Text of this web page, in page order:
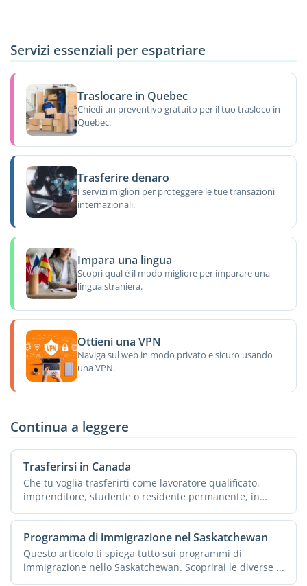
Servizi essenziali per espatriare
Traslocare in Quebec
Chiedi un preventivo gratuito per il tuo trasloco in
Quebec.
Trasferire denaro
I servizi migliori per proteggere le tue transazioni
internazionali.
Impara una lingua
Scopri qual è il modo migliore per imparare una
lingua straniera.
Ottieni una VPN
Naviga sul web in modo privato e sicuro usando
una VPN.
Continua a leggere
Trasferirsi in Canada
Che tu voglia trasferirti come lavoratore qualificato,
imprenditore, studente o residente permanente, in
Canada ...
Programma di immigrazione nel Saskatchewan
Questo articolo ti spiega tutto sui programmi di
immigrazione nello Saskatchewan. Scoprirai le diverse ...